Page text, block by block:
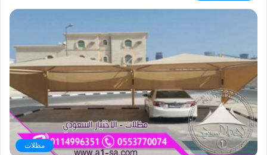
مظلات